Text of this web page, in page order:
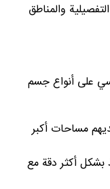
والمناطق
على أنواع جسم
مساحات أكبر
أكثر دقة مع